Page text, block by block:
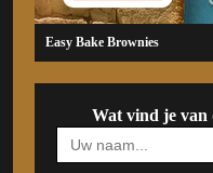
Easy Bake Brownies
Wat vind je van